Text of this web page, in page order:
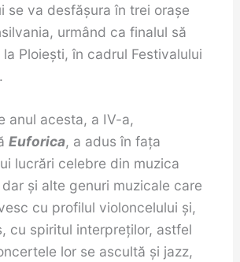
se va desfășura în trei orașe
urmând ca finalul să
Ploiești, în cadrul Festivalului
anul acesta, a IV-a,
Euforica, a adus în fața
lucrări celebre din muzica
și alte genuri muzicale care
cu profilul violoncelului și,
cu spiritul interpreților, astfel
lor se ascultă și jazz,